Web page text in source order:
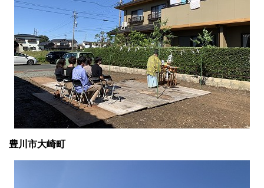
豊川市大崎町